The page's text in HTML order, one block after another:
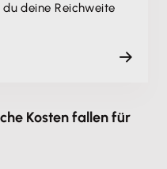
deine Reichweite
Kosten fallen für